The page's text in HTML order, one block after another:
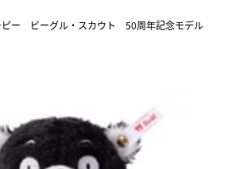
ピー ビーグル・スカウト 50周年記念モデル